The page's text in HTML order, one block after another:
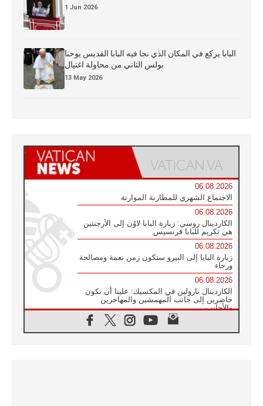
1 Jun 2026
البابا يركع في المكان الذي نجا فيه البابا القديس يوحنا
بولس الثاني من محاولة اغتيال
13 May 2026
06.08.2026
الاجتماع الشهري للمطارنة الموارنة
06.08.2026
الكاردينال روسي: زيارة البابا لاوُن إلى الأرجنتين
هي تكريم للبابا فرنسيس
06.08.2026
زيارة البابا إلى البيرو ستكون زمن نعمة ومصالحة
ورجاء
06.08.2026
الكاردينال بارولين في المكسيك: علينا أن نكون
حاضرين إلى جانب المهمشين والمهاجرين
والأجانب
البابا لاوُن الرابع عشر للشباب في أسيزي: